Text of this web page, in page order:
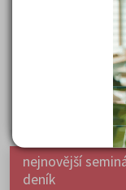
Prestiž a
Rozcestník po
Jak se dostat na
nejnovější
deník